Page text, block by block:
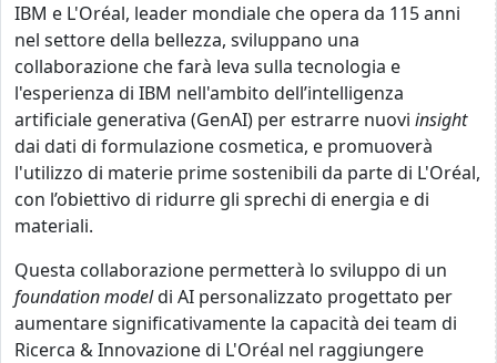
IBM e L'Oréal, leader mondiale che opera da 115 anni
nel settore della bellezza, sviluppano una
collaborazione che farà leva sulla tecnologia e
l'esperienza di IBM nell'ambito dell’intelligenza
artificiale generativa (GenAI) per estrarre nuovi insight
dai dati di formulazione cosmetica, e promuoverà
l'utilizzo di materie prime sostenibili da parte di L'Oréal,
con l’obiettivo di ridurre gli sprechi di energia e di
materiali.
Questa collaborazione permetterà lo sviluppo di un
foundation modeldi AI personalizzato progettato per
aumentare significativamente la capacità dei team di
Ricerca & Innovazione di L'Oréal nel raggiungere